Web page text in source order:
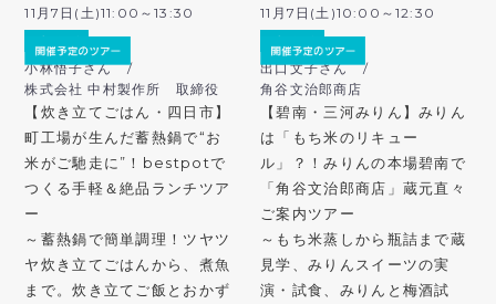
11月7日(土)11:00～13:30
ガ イ ド
小林悟子さん /
株式会社 中村製作所 取締役
【炊き立てごはん・四日市】
町工場が生んだ蓄熱鍋で“お
米がご馳走に”！bestpotで
つくる手軽＆絶品ランチツア
ー
～蓄熱鍋で簡単調理！ツヤツ
ヤ炊き立てごはんから、煮魚
まで。炊き立てご飯とおかず
11月7日(土)10:00～12:30
ガ イ ド
出口文子さん /
角谷文治郎商店
【碧南・三河みりん】みりん
は「もち米のリキュー
ル」？！みりんの本場碧南で
「角谷文治郎商店」蔵元直々
ご案内ツアー
～もち米蒸しから瓶詰まで蔵
見学、みりんスイーツの実
演・試食、みりんと梅酒試